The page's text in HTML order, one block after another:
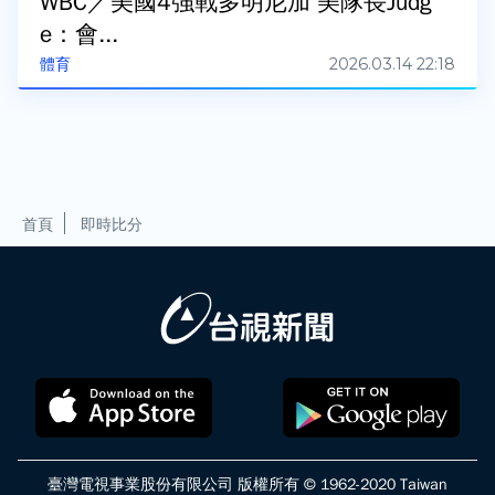
體育
e：會...
2026.03.14 22:18
首頁 即時比分
臺灣電視事業股份有限公司 版權所有 © 1962-2020 Taiwan